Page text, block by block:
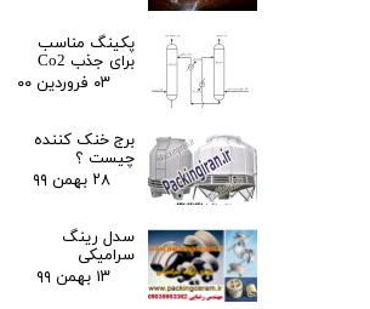
پکینگ مناسب
برای جذب Co2
۰۳ فروردین ۰۰
برج خنک کننده
چیست ؟
۲۸ بهمن ۹۹
سدل رینگ
سرامیکی
۱۳ بهمن ۹۹